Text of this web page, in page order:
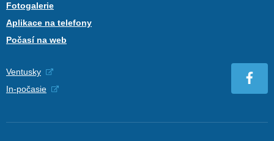
Fotogalerie
Aplikace na telefony
Počasí na web
Ventusky
In-počasie